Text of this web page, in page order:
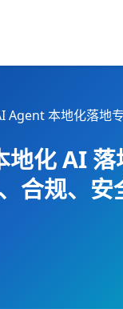
Agent 本地化落地
化 AI 落
合规、安